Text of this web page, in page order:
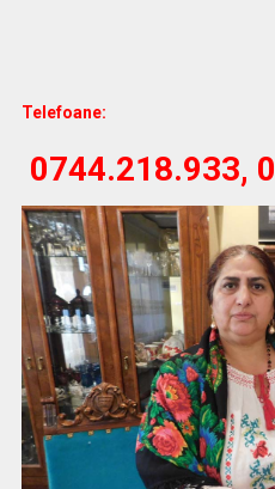
Lars,
Telefoane:
0744.218.933,